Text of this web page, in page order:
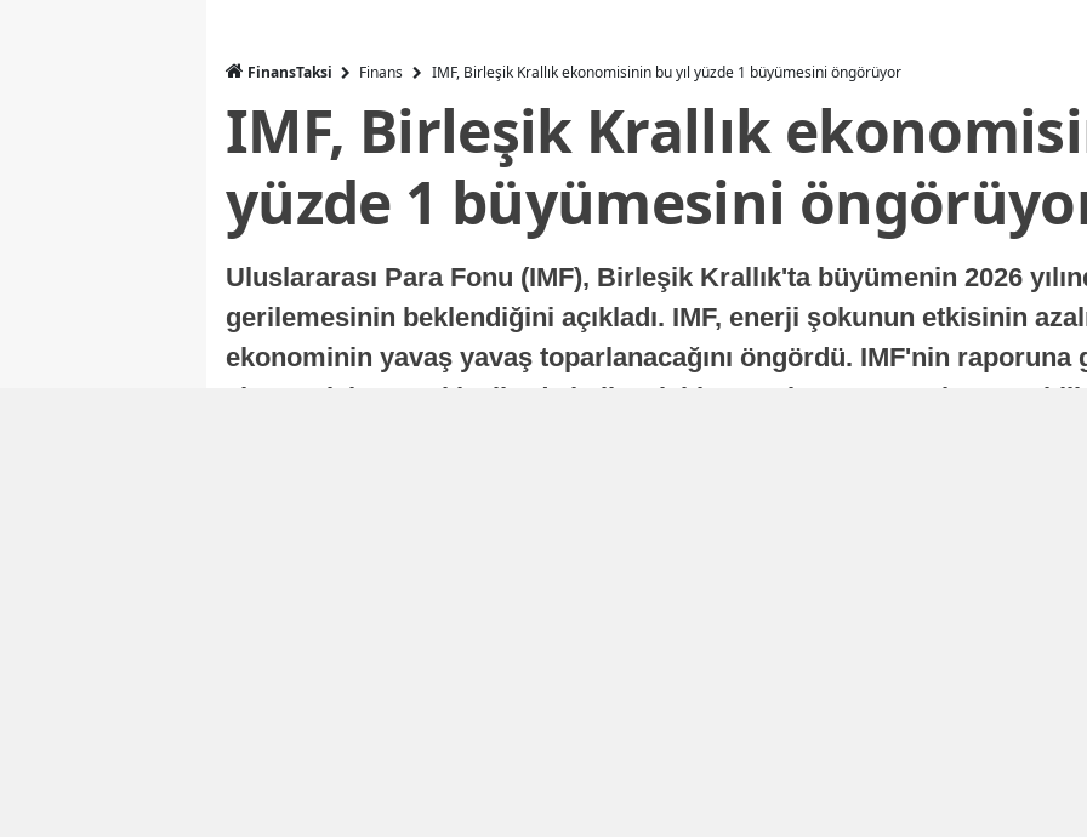
FinansTaksi Finans IMF, Birleşik Krallık ekonomisinin bu yıl yüzde 1 büyümesini öngörüyor
IMF, Birleşik Krallık
yüzde 1 büyümesini
Uluslararası Para Fonu (IMF), Birleşik Krallık'ta büyümenin 2026
gerilemesinin beklendiğini açıkladı. IMF, enerji şokunun etkisinin
ekonominin yavaş yavaş toparlanacağını öngördü. IMF'nin raporuna
ekonomisi, sonraki yıllarda istikrarlı bir toparlanma süreci